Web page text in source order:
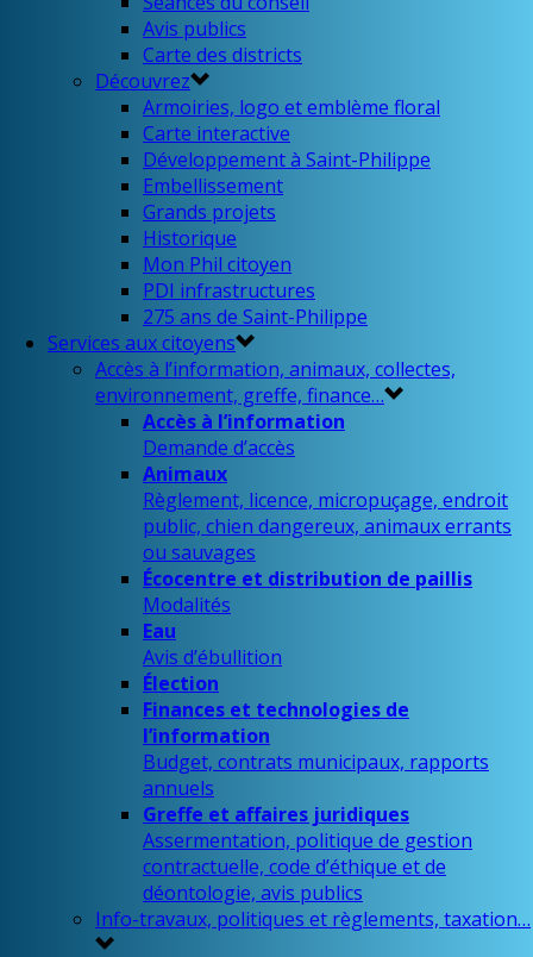
Avis publics
Carte des districts
Découvrez
Armoiries, logo et emblème floral
Carte interactive
Développement à Saint-Philippe
Embellissement
Grands projets
Historique
Mon Phil citoyen
PDI infrastructures
275 ans de Saint-Philippe
Services aux citoyens
Accès à l’information, animaux, collectes,
environnement, greffe, finance…
Accès à l’information
Demande d’accès
Animaux
Règlement, licence, micropuçage, endroit
public, chien dangereux, animaux errants
ou sauvages
Écocentre et distribution de paillis
Modalités
Eau
Avis d’ébullition
Élection
Finances et technologies de
l’information
Budget, contrats municipaux, rapports
annuels
Greffe et affaires juridiques
Assermentation, politique de gestion
contractuelle, code d’éthique et de
déontologie, avis publics
Info-travaux, politiques et règlements, taxation…